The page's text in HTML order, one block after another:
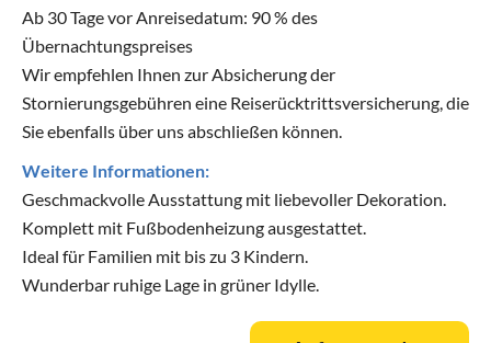
Ab 30 Tage vor Anreisedatum: 90 % des
Übernachtungspreises
Wir empfehlen Ihnen zur Absicherung der
Stornierungsgebühren eine Reiserücktrittsversicherung, die
Sie ebenfalls über uns abschließen können.
Weitere Informationen:
Geschmackvolle Ausstattung mit liebevoller Dekoration.
Komplett mit Fußbodenheizung ausgestattet.
Ideal für Familien mit bis zu 3 Kindern.
Wunderbar ruhige Lage in grüner Idylle.